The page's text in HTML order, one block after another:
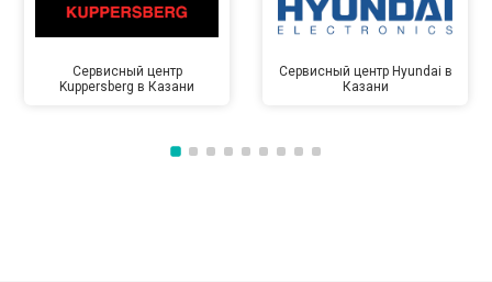
Сервисный центр
Kuppersberg в Казани
Сервисный центр Hyundai в
Казани